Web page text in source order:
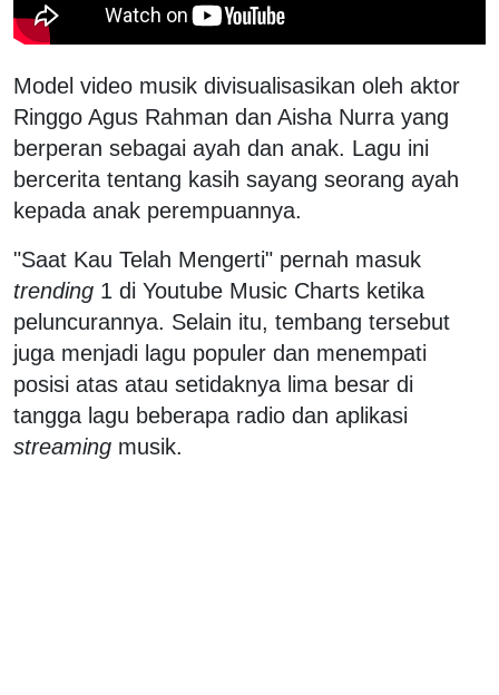
Model video musik divisualisasikan oleh aktor
Ringgo Agus Rahman dan Aisha Nurra yang
berperan sebagai ayah dan anak. Lagu ini
bercerita tentang kasih sayang seorang ayah
kepada anak perempuannya.
"Saat Kau Telah Mengerti" pernah masuk
trending 1 di Youtube Music Charts ketika
peluncurannya. Selain itu, tembang tersebut
juga menjadi lagu populer dan menempati
posisi atas atau setidaknya lima besar di
tangga lagu beberapa radio dan aplikasi
streaming musik.